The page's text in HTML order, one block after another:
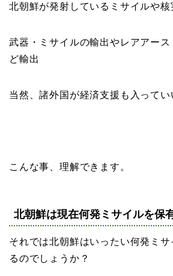
北朝鮮が発射しているミサイルや核
武器・ミサイルの輸出やレアアー
ど輸出
当然、諸外国が経済支援も入ってい
こんな事、理解できます。
北朝鮮は現在何発ミサイルを保
それでは北朝鮮はいったい何発ミ
るのでしょうか？